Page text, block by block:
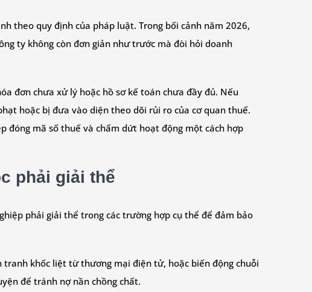
theo quy định của pháp luật. Trong bối cảnh năm 2026,
ty không còn đơn giản như trước mà đòi hỏi doanh
đơn chưa xử lý hoặc hồ sơ kế toán chưa đầy đủ. Nếu
hoặc bị đưa vào diện theo dõi rủi ro của cơ quan thuế.
đóng mã số thuế và chấm dứt hoạt động một cách hợp
phải giải thể
phải giải thể trong các trường hợp cụ thể để đảm bảo
khốc liệt từ thương mại điện tử, hoặc biến động chuỗi
để tránh nợ nần chồng chất.